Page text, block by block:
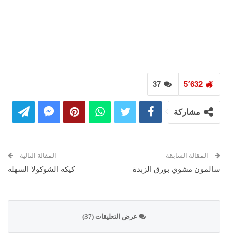
37 5٬632
مشاركة
المقالة السابقة
سالمون مشوي بورق الزبدة
المقالة التالية
كيكه الشوكولا السهله
عرض التعليقات (37)